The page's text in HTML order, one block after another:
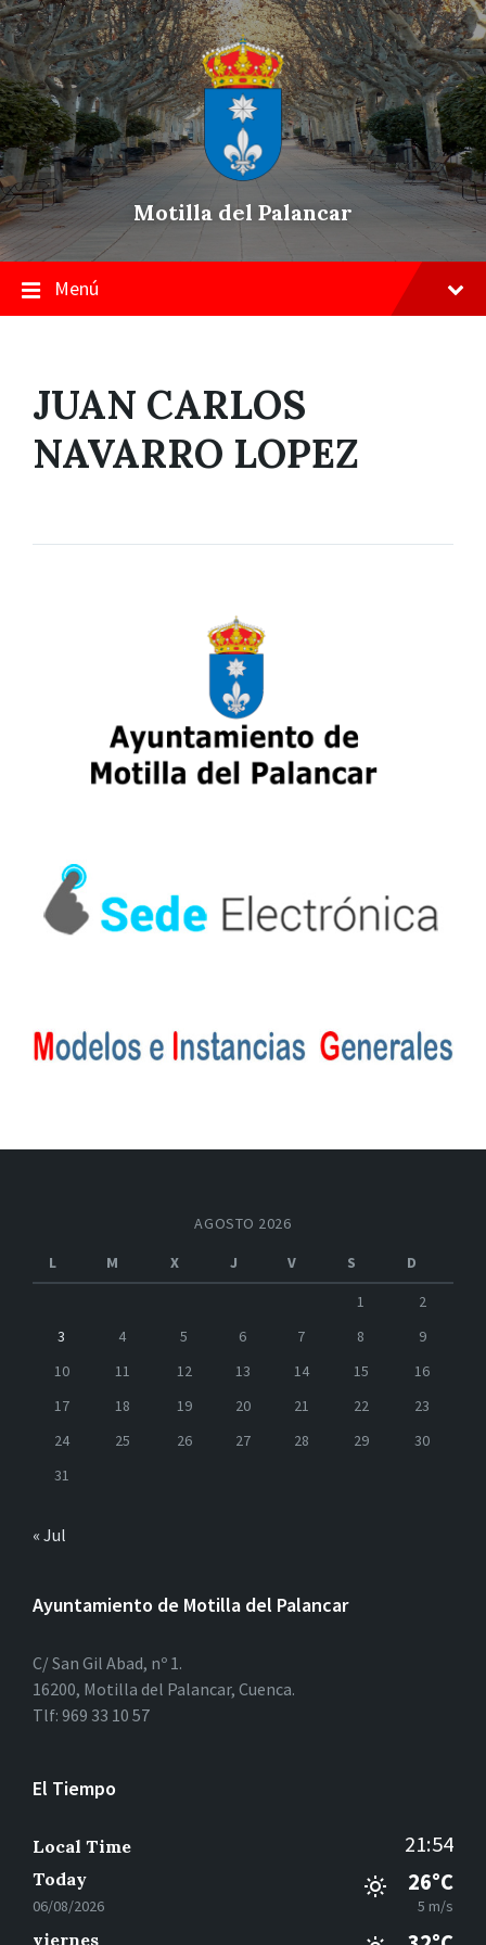
Skip
to
content
Saltar
a
la
navegación
principal
Saltar
a
pie
de
página
Motilla del Palancar
Menú
JUAN CARLOS
NAVARRO LOPEZ
AGOSTO 2026
L
M X J V S
D
1
2
3
4 5 6 7 8
9
10
11 12 13 14 15
16
17
18 19 20 21 22
23
24
25 26 27 28 29
30
31
« Jul
Ayuntamiento de Motilla del Palancar
C/ San Gil Abad, nº 1.
16200, Motilla del Palancar, Cuenca.
Tlf: 969 33 10 57
El Tiempo
Local Time 21:54
Today
06/08/2026
26°C
5 m/s
viernes